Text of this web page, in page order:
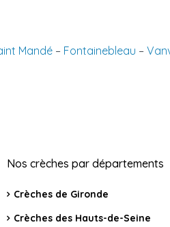
Mandé – Fontainebleau –
Nos crèches par départements
Crèches de Gironde
Crèches des Hauts-de-Seine